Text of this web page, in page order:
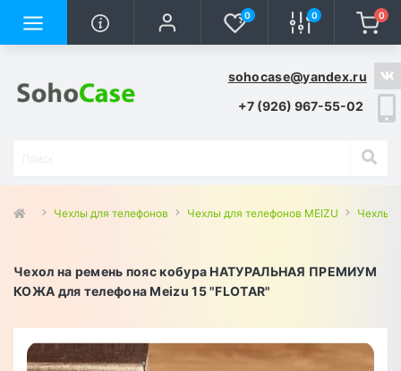
0 0 0
sohocase@yandex.ru
+7 (926) 967-55-02
Чехлы для телефонов Чехлы для телефонов MEIZU Чехлы
Чехол на ремень пояс кобура НАТУРАЛЬНАЯ ПРЕМИУМ
КОЖА для телефона Meizu 15 "FLOTAR"